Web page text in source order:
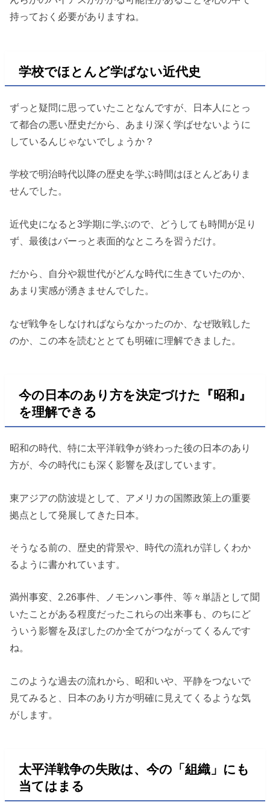
持っておく必要がありますね。
学校でほとんど学ばない近代史
ずっと疑問に思っていたことなんですが、日本人にとっ
て都合の悪い歴史だから、あまり深く学ばせないように
しているんじゃないでしょうか？
学校で明治時代以降の歴史を学ぶ時間はほとんどありま
せんでした。
近代史になると3学期に学ぶので、どうしても時間が足り
ず、最後はバーっと表面的なところを習うだけ。
だから、自分や親世代がどんな時代に生きていたのか、
あまり実感が湧きませんでした。
なぜ戦争をしなければならなかったのか、なぜ敗戦した
のか、この本を読むととても明確に理解できました。
今の日本のあり方を決定づけた『昭和』
を理解できる
昭和の時代、特に太平洋戦争が終わった後の日本のあり
方が、今の時代にも深く影響を及ぼしています。
東アジアの防波堤として、アメリカの国際政策上の重要
拠点として発展してきた日本。
そうなる前の、歴史的背景や、時代の流れが詳しくわか
るように書かれています。
満州事変、2.26事件、ノモンハン事件、等々単語として聞
いたことがある程度だったこれらの出来事も、のちにど
ういう影響を及ぼしたのか全てがつながってくるんです
ね。
このような過去の流れから、昭和いや、平静をつないで
見てみると、日本のあり方が明確に見えてくるような気
がします。
太平洋戦争の失敗は、今の「組織」にも
当てはまる